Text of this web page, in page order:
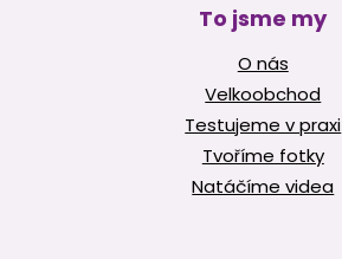
To jsme my
O nás
Velkoobchod
Testujeme v praxi
Tvoříme fotky
Natáčíme videa